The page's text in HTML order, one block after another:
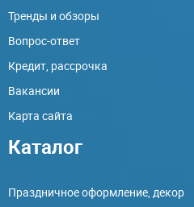
Тренды и обзоры
Вопрос-ответ
Кредит, рассрочка
Вакансии
Карта сайта
Каталог
Праздничное оформление, декор